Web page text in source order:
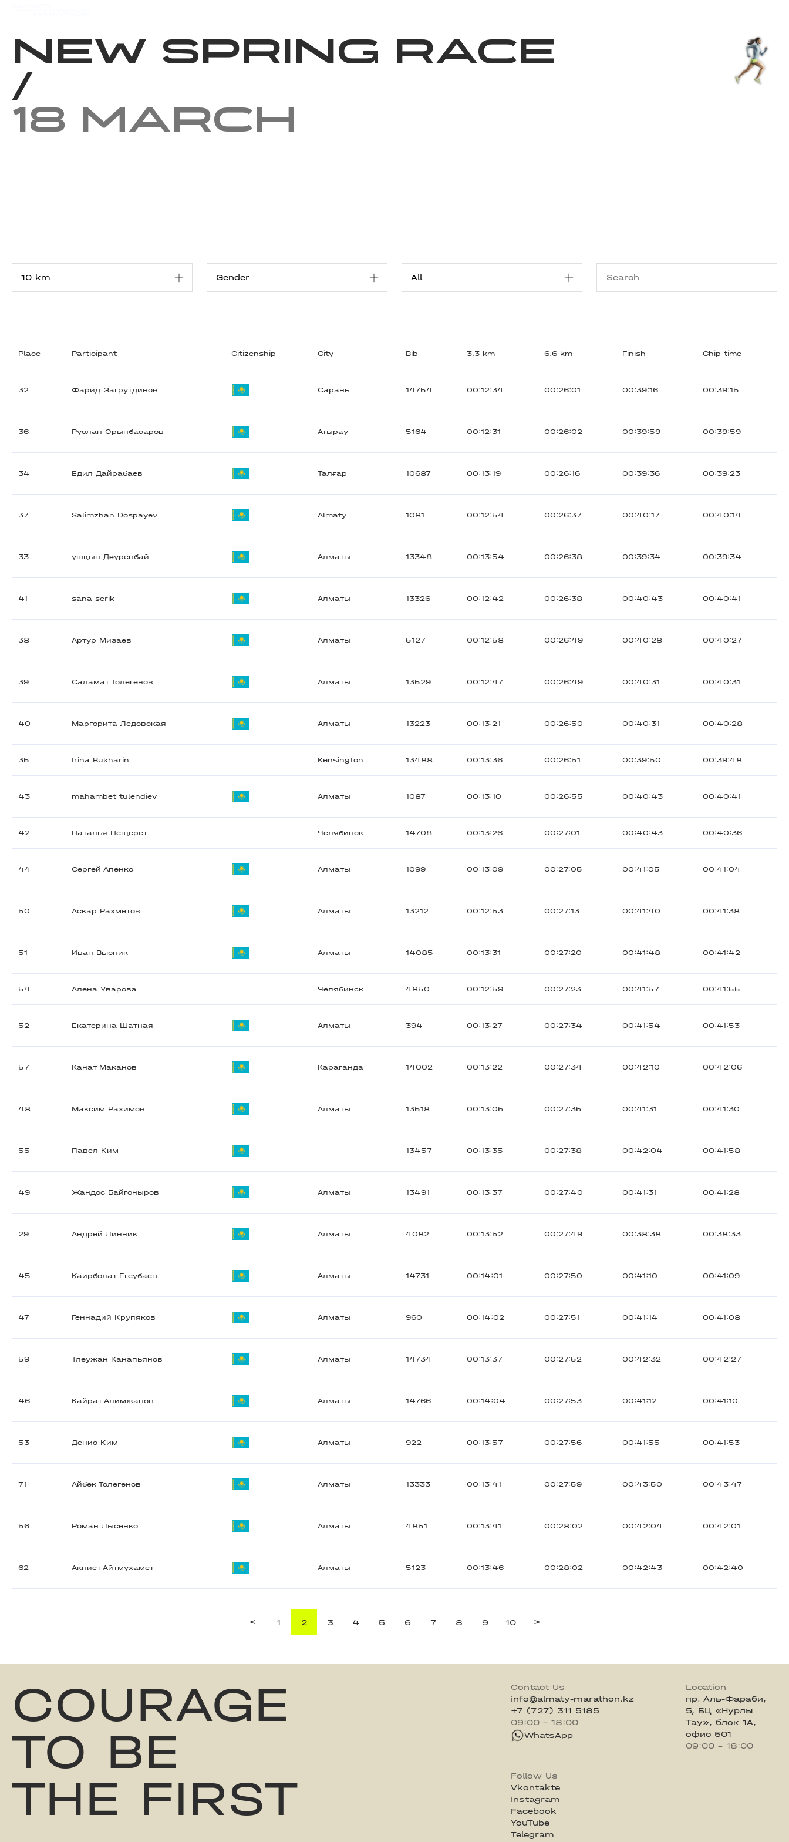
New Spring Race
/
18 March
Place Participant Citizenship City Bib 3.3 km 6.6 km Finish Chip time
32 Фарид Загрутдинов Сарань 14754 00:12:34 00:26:01 00:39:16 00:39:15
36 Руслан Орынбасаров Атырау 5164 00:12:31 00:26:02 00:39:59 00:39:59
34 Едил Дайрабаев Талғар 10687 00:13:19 00:26:16 00:39:36 00:39:23
37 Salimzhan Dospayev Almaty 1081 00:12:54 00:26:37 00:40:17 00:40:14
33 ұшқын Дәұренбай Алматы 13348 00:13:54 00:26:38 00:39:34 00:39:34
41 sana serik Алматы 13326 00:12:42 00:26:38 00:40:43 00:40:41
38 Артур Мизаев Алматы 5127 00:12:58 00:26:49 00:40:28 00:40:27
39 Саламат Толегенов Алматы 13529 00:12:47 00:26:49 00:40:31 00:40:31
40 Маргорита Ледовская Алматы 13223 00:13:21 00:26:50 00:40:31 00:40:28
35 Irina Bukharin Kensington 13488 00:13:36 00:26:51 00:39:50 00:39:48
43 mahambet tulendiev Алматы 1087 00:13:10 00:26:55 00:40:43 00:40:41
42 Наталья Нещерет Челябинск 14708 00:13:26 00:27:01 00:40:43 00:40:36
44 Сергей Апенко Алматы 1099 00:13:09 00:27:05 00:41:05 00:41:04
50 Аскар Рахметов Алматы 13212 00:12:53 00:27:13 00:41:40 00:41:38
51 Иван Вьюник Алматы 14085 00:13:31 00:27:20 00:41:48 00:41:42
54 Алена Уварова Челябинск 4850 00:12:59 00:27:23 00:41:57 00:41:55
52 Екатерина Шатная Алматы 394 00:13:27 00:27:34 00:41:54 00:41:53
57 Канат Маканов Караганда 14002 00:13:22 00:27:34 00:42:10 00:42:06
48 Максим Рахимов Алматы 13518 00:13:05 00:27:35 00:41:31 00:41:30
55 Павел Ким 13457 00:13:35 00:27:38 00:42:04 00:41:58
49 Жандос Байгоныров Алматы 13491 00:13:37 00:27:40 00:41:31 00:41:28
29 Андрей Линник Алматы 4082 00:13:52 00:27:49 00:38:38 00:38:33
45 Каирболат Егеубаев Алматы 14731 00:14:01 00:27:50 00:41:10 00:41:09
47 Геннадий Крупяков Алматы 960 00:14:02 00:27:51 00:41:14 00:41:08
59 Тлеужан Канапьянов Алматы 14734 00:13:37 00:27:52 00:42:32 00:42:27
46 Кайрат Алимжанов Алматы 14766 00:14:04 00:27:53 00:41:12 00:41:10
53 Денис Ким Алматы 922 00:13:57 00:27:56 00:41:55 00:41:53
71 Айбек Толегенов Алматы 13333 00:13:41 00:27:59 00:43:50 00:43:47
56 Роман Лысенко Алматы 4851 00:13:41 00:28:02 00:42:04 00:42:01
62 Акниет Айтмухамет Алматы 5123 00:13:46 00:28:02 00:42:43 00:42:40
< 1 2 3 4 5 6 7 8 9 10 >
COURAGE
TO BE
THE FIRST
Contact Us
info@almaty-marathon.kz
+7 (727) 311 5185
09:00 - 18:00
WhatsApp
Location
пр. Аль-Фараби,
5, БЦ «Нурлы
Тау», блок 1А,
офис 501
09:00 - 18:00
Follow Us
Vkontakte
Instagram
Facebook
YouTube
Telegram